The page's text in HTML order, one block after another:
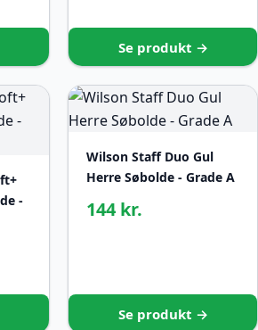
Se produkt →
-
Wilson Staff Duo Gul
Herre Søbolde - Grade A
144 kr.
Se produkt →